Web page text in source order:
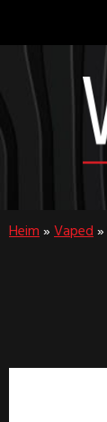
to
main
content
to
footer
Wicked
Heim » Vaped »